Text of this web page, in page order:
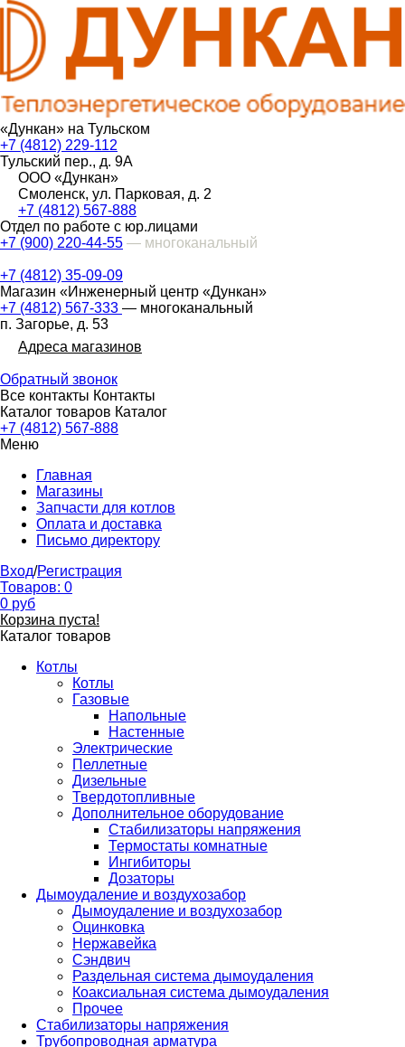
«Дункан» на Тульском
+7 (4812) 229-112
Тульский пер., д. 9А
ООО «Дункан»
Смоленск, ул. Парковая, д. 2
+7 (4812) 567-888
Отдел по работе с юр.лицами
+7 (900) 220-44-55 — многоканальный
+7 (4812) 35-09-09
Магазин «Инженерный центр «Дункан»
+7 (4812) 567-333 — многоканальный
п. Загорье, д. 53
Адреса магазинов
Обратный звонок
Все контакты Контакты
Каталог товаров Каталог
+7 (4812) 567-888
Меню
Главная
Магазины
Запчасти для котлов
Оплата и доставка
Письмо директору
Вход/Регистрация
Товаров: 0
0 руб
Корзина пуста!
Каталог товаров
Котлы
Котлы
Газовые
Напольные
Настенные
Электрические
Пеллетные
Дизельные
Твердотопливные
Дополнительное оборудование
Стабилизаторы напряжения
Термостаты комнатные
Ингибиторы
Дозаторы
Дымоудаление и воздухозабор
Дымоудаление и воздухозабор
Оцинковка
Нержавейка
Сэндвич
Раздельная система дымоудаления
Коаксиальная система дымоудаления
Прочее
Стабилизаторы напряжения
Трубопроводная арматура